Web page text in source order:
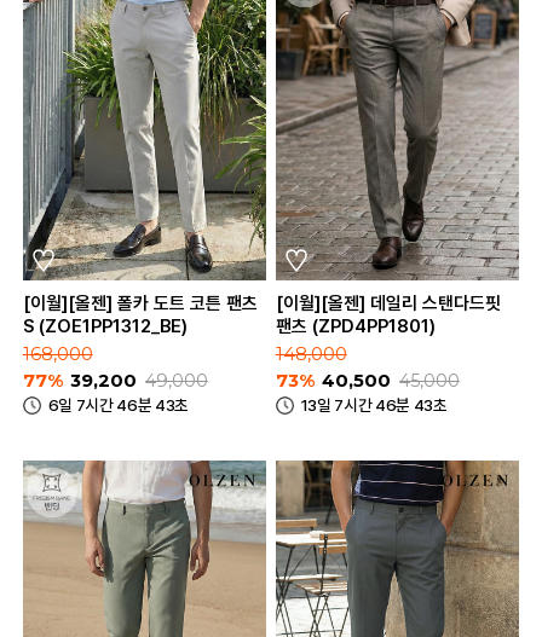
[이월][올젠] 폴카 도트 코튼 팬츠
S (ZOE1PP1312_BE)
168,000
77% 39,200 49,000
6일 7시간 46분 43초
[이월][올젠] 데일리 스탠다드핏
팬츠 (ZPD4PP1801)
148,000
73% 40,500 45,000
13일 7시간 46분 43초